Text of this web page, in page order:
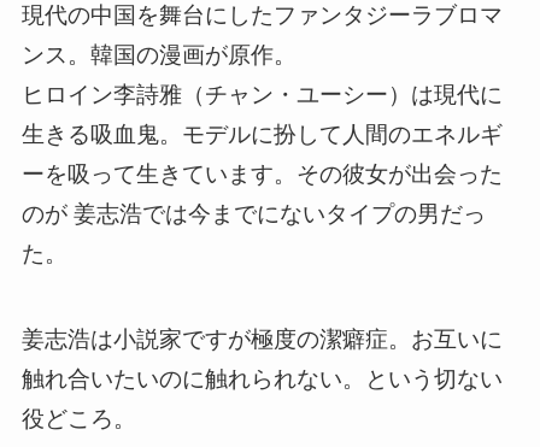
現代の中国を舞台にしたファンタジーラブロマ
ンス 。韓国の漫画が原作。
ヒロイン李詩雅（チャン・ユーシー）は現代に
生きる吸血鬼。モデルに扮して人間のエネルギ
ーを吸って生きています。その彼女が出会った
のが 姜志浩では今までにないタイプの男だっ
た。
姜志浩は小説家ですが極度の潔癖症。お互いに
触れ合いたいのに触れられない。という切ない
役どころ。